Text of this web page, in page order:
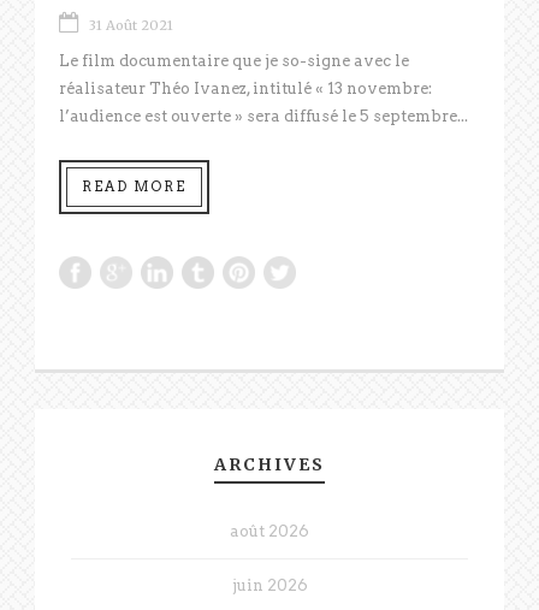
31 Août 2021
Le film documentaire que je so-signe avec le
réalisateur Théo Ivanez, intitulé « 13 novembre:
l’audience est ouverte » sera diffusé le 5 septembre...
READ MORE
ARCHIVES
août 2026
juin 2026